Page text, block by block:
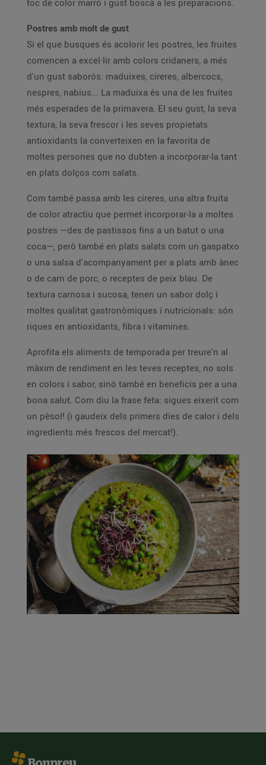
toc de color marró i gust boscà a les preparacions.
Postres amb molt de gust
Si el que busques és acolorir les postres, les fruites
comencen a excel·lir amb colors cridaners, a més
d'un gust saborós: maduixes, cireres, albercocs,
nespres, nabius... La maduixa és una de les fruites
més esperades de la primavera. El seu gust, la seva
textura, la seva frescor i les seves propietats
antioxidants la converteixen en la favorita de
moltes persones que no dubten a incorporar-la tant
en plats dolços com salats.
Com també passa amb les cireres, una altra fruita
de color atractiu que permet incorporar-la a moltes
postres —des de pastissos fins a un batut o una
coca—, però també en plats salats com un gaspatxo
o una salsa d'acompanyament per a plats amb ànec
o de carn de porc, o receptes de peix blau. De
textura carnosa i sucosa, tenen un sabor dolç i
moltes qualitat gastronòmiques i nutricionals: són
riques en antioxidants, fibra i vitamines.
Aprofita els aliments de temporada per treure'n al
màxim de rendiment en les teves receptes, no sols
en colors i sabor, sinó també en beneficis per a una
bona salut. Com diu la frase feta: sigues eixerit com
un pèsol! (i gaudeix dels primers dies de calor i dels
ingredients més frescos del mercat!).